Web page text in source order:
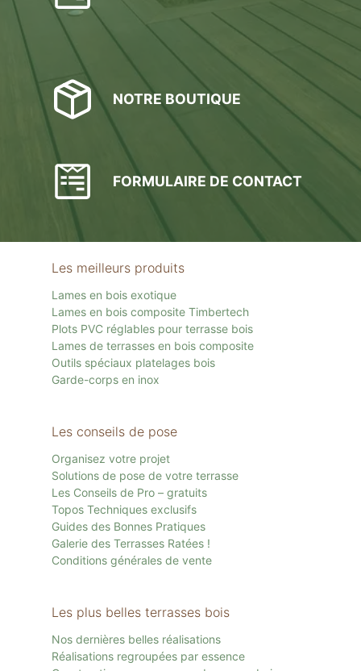
NOTRE BOUTIQUE
FORMULAIRE DE CONTACT
Les meilleurs produits
Lames en bois exotique
Lames en bois composite Timbertech
Plots PVC réglables pour terrasse bois
Lames de terrasses en bois composite
Outils spéciaux platelages bois
Garde-corps en inox
Les conseils de pose
Organisez votre projet
Solutions de pose de votre terrasse
Les Conseils de Pro – gratuits
Topos Techniques exclusifs
Guides des Bonnes Pratiques
Galerie des Terrasses Ratées !
Conditions générales de vente
Les plus belles terrasses bois
Nos dernières belles réalisations
Réalisations regroupées par essence